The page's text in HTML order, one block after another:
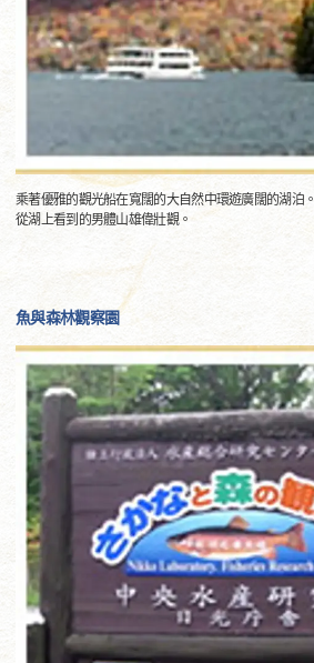
乘著優雅的觀光船在寬闊的大自然中環遊廣闊的湖泊。
從湖上看到的男體山雄偉壯觀。
魚與森林觀察園